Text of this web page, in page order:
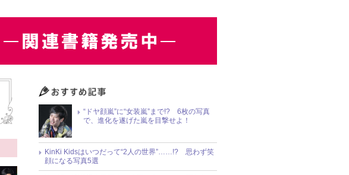
“ドヤ顔嵐”に“女装嵐”まで!? 6枚の写真
で、進化を遂げた嵐を目撃せよ！
KinKi Kidsはいつだって“2人の世界”……!? 思わず笑
顔になる写真5選